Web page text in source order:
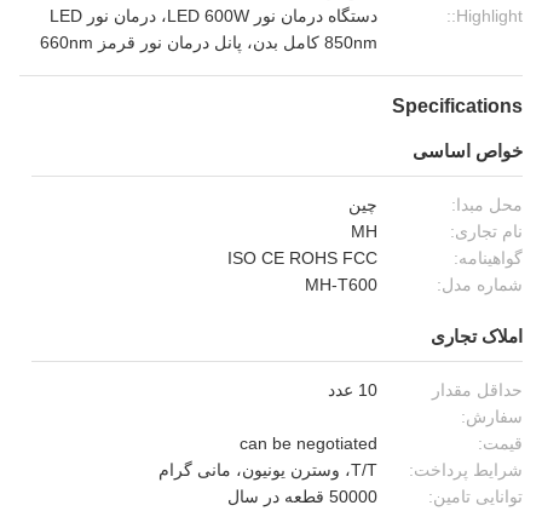
Highlight::
دستگاه درمان نور LED 600W، درمان نور LED
850nm کامل بدن، پانل درمان نور قرمز 660nm
Specifications
خواص اساسی
محل مبدا:
چین
نام تجاری:
MH
گواهینامه:
ISO CE ROHS FCC
شماره مدل:
MH-T600
املاک تجاری
حداقل مقدار
سفارش:
10 عدد
قیمت:
can be negotiated
شرایط پرداخت:
T/T، وسترن یونیون، مانی گرام
توانایی تامین:
50000 قطعه در سال